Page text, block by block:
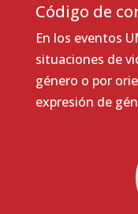
Código de
En los eventos
situaciones de
género o por
expresión de